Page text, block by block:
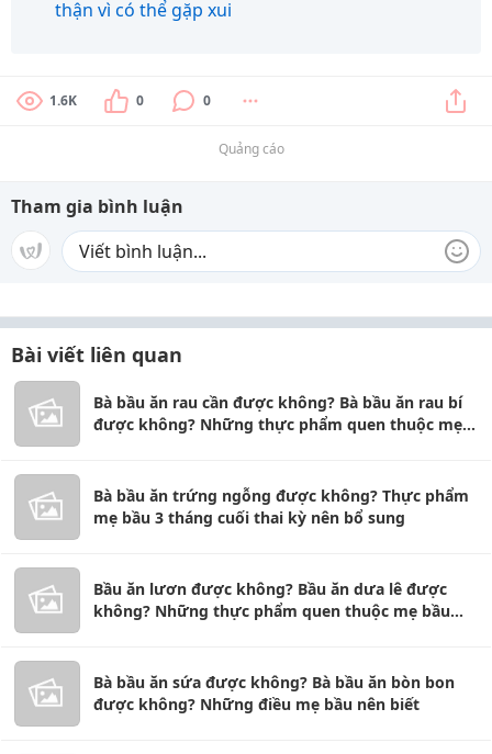
thận vì có thể gặp xui
1.6K 0 0
Quảng cáo
Tham gia bình luận
Bài viết liên quan
Bà bầu ăn rau cần được không? Bà bầu ăn rau bí
được không? Những thực phẩm quen thuộc mẹ
Bà bầu ăn trứng ngỗng được không? Thực phẩm
mẹ bầu 3 tháng cuối thai kỳ nên bổ sung
Bầu ăn lươn được không? Bầu ăn dưa lê được
không? Những thực phẩm quen thuộc mẹ bầu
Bà bầu ăn sứa được không? Bà bầu ăn bòn bon
được không? Những điều mẹ bầu nên biết